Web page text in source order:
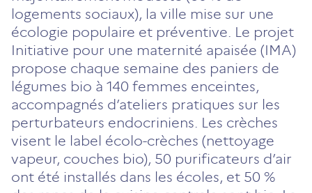
logements sociaux), la ville mise sur une
écologie populaire et préventive. Le projet
Initiative pour une maternité apaisée (IMA)
propose chaque semaine des paniers de
légumes bio à 140 femmes enceintes,
accompagnés d’ateliers pratiques sur les
perturbateurs endocriniens. Les crèches
visent le label écolo-crèches (nettoyage
vapeur, couches bio), 50 purificateurs d’air
ont été installés dans les écoles, et 50 %